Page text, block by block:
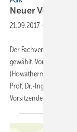
NeuerVorstand
21.09.2017 -
Der Fachverband
gewählt. Vorsitzender
(Howatherm). Neu im
Prof. Dr.-Ing. Ulrich
Vorsitzender bleibt Karl